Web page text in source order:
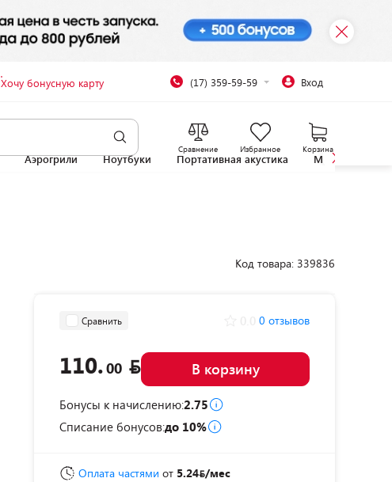
Хочу бонусную карту (17) 359-59-59 Вход
Сравнение Избранное Корзина
Аэрогрили Ноутбуки Портативная акустика
Код товара: 339836
Сравнить 0 отзывов
110.00 В корзину
Бонусы к начислению:2.75
Списание бонусов:до 10%
Оплата частями от 5.24 /мес